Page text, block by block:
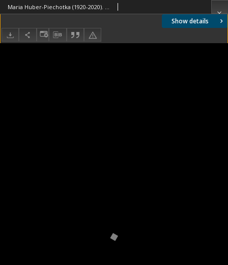
Show details
Maria Huber-Piechotka (1920-2020). Plakat informacyjny